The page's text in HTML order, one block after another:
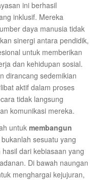
ini berhasil
inklusif. Mereka
daya manusia tidak
sinergi antara pendidik,
untuk memberikan
dan kehidupan sosial.
dirancang sedemikian
aktif dalam proses
tidak langsung
komunikasi mereka.
untuk membangun
sesuatu yang
dari kebiasaan yang
Di bawah naungan
menghargai kejujuran,